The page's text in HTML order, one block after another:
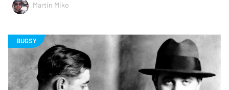
Martin Miko